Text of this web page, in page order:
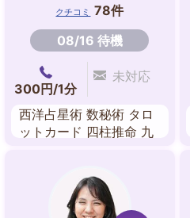
クチコミ
78件
08/16 待機
300円/1分
未対応
西洋占星術 数秘術 タロ
ットカード 四柱推命 九